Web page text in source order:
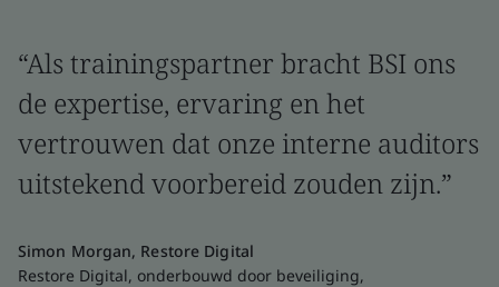
“Als trainingspartner bracht BSI ons
de expertise, ervaring en het
vertrouwen dat onze interne auditors
uitstekend voorbereid zouden zijn.”
Simon Morgan, Restore Digital
Restore Digital, onderbouwd door beveiliging,